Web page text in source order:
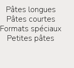
Pâtes longues
Pâtes courtes
Formats spéciaux
Petites pâtes